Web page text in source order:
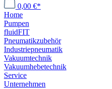
0,00 €*
Home
Pumpen
fluidFIT
Pneumatikzubehör
Industriepneumatik
Vakuumtechnik
Vakuumhebetechnik
Service
Unternehmen